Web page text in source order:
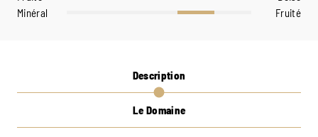
Minéral
Fruité
Description
Le Domaine